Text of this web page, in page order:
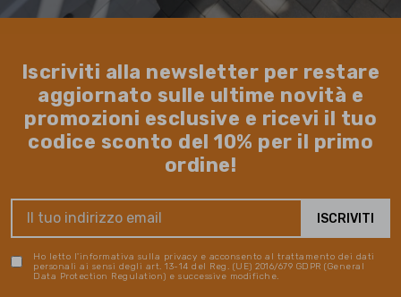
Iscriviti alla newsletter per restare
aggiornato sulle ultime novità e
promozioni esclusive e ricevi il tuo
codice sconto del 10% per il primo
ordine!
Ho letto l'informativa sulla privacy e acconsento al trattamento dei dati
personali ai sensi degli art. 13-14 del Reg. (UE) 2016/679 GDPR (General
Data Protection Regulation) e successive modifiche.